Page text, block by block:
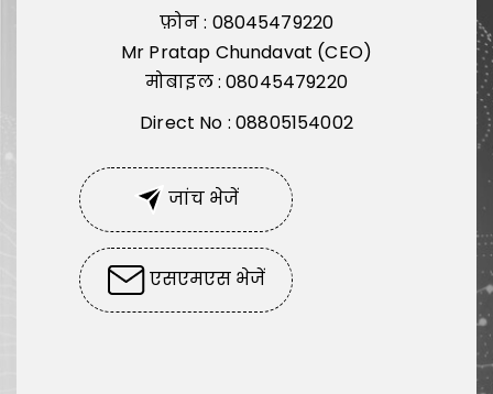
फ़ोन : 08045479220
Mr Pratap Chundavat (CEO)
मोबाइल :08045479220
Direct No : 08805154002
जांच भेजें
एसएमएस भेजें